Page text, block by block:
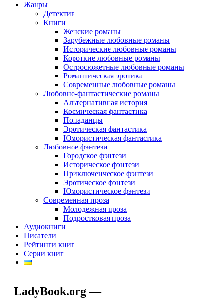
Жанры
Детектив
Книги
Женские романы
Зарубежные любовные романы
Исторические любовные романы
Короткие любовные романы
Остросюжетные любовные романы
Романтическая эротика
Современные любовные романы
Любовно-фантастические романы
Альтернативная история
Космическая фантастика
Попаданцы
Эротическая фантастика
Юмористическая фантастика
Любовное фэнтези
Городское фэнтези
Историческое фэнтези
Приключенческое фэнтези
Эротическое фэнтези
Юмористическое фэнтези
Современная проза
Молодежная проза
Подростковая проза
Аудиокниги
Писатели
Рейтинги книг
Серии книг
LadyBook.org —